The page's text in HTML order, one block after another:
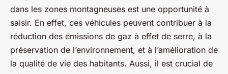
dans les zones montagneuses est une opportunité à
saisir. En effet, ces véhicules peuvent contribuer à la
réduction des émissions de gaz à effet de serre, à la
préservation de l’environnement, et à l’amélioration de
la qualité de vie des habitants. Aussi, il est crucial de